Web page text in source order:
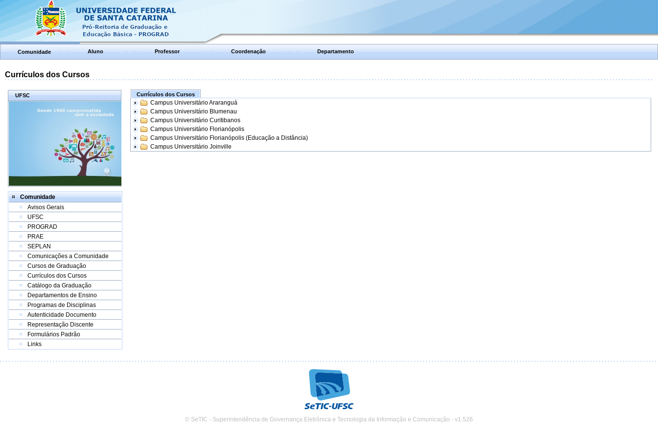
Comunidade Aluno Professor Coordenação Departamento
Currículos dos Cursos
UFSC
Comunidade
Avisos Gerais
UFSC
PROGRAD
PRAE
SEPLAN
Comunicações a Comunidade
Cursos de Graduação
Currículos dos Cursos
Catálogo da Graduação
Departamentos de Ensino
Programas de Disciplinas
Autenticidade Documento
Representação Discente
Formulários Padrão
Links
Currículos dos Cursos
Campus Universitário Araranguá
Campus Universitário Blumenau
Campus Universitário Curitibanos
Campus Universitário Florianópolis
Campus Universitário Florianópolis (Educação a Distância)
Campus Universitário Joinville
© SeTIC - Superintendência de Governança Eletrônica e Tecnologia da Informação e Comunicação - v1.526